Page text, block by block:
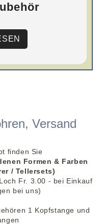
Versand
finden Sie
Formen & Farben
/ Tellersets)
Fr. 3.00 - bei Einkauf
bei uns)
1 Kopfstange und